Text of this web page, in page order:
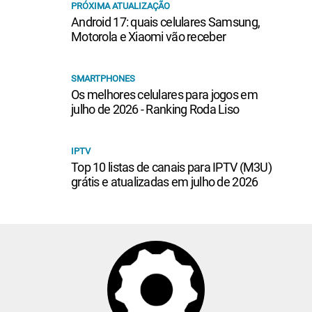
PRÓXIMA ATUALIZAÇÃO
Android 17: quais celulares Samsung,
Motorola e Xiaomi vão receber
SMARTPHONES
Os melhores celulares para jogos em
julho de 2026 - Ranking Roda Liso
IPTV
Top 10 listas de canais para IPTV (M3U)
grátis e atualizadas em julho de 2026